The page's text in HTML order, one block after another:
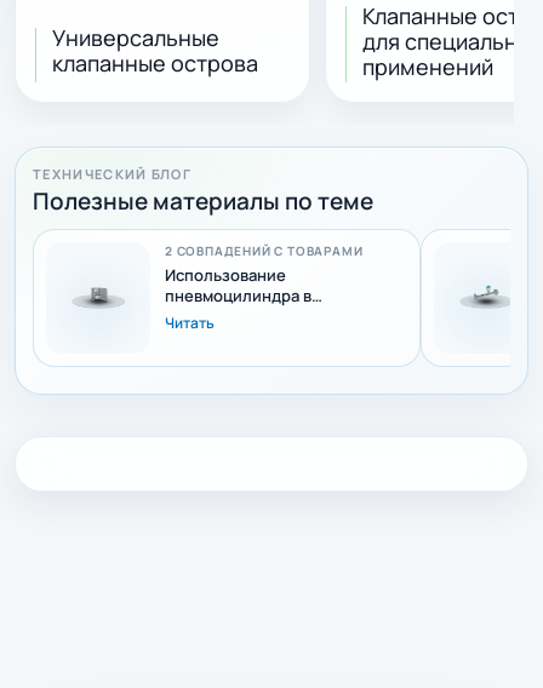
Универсальные
клапанные острова
Клапанные
для специальных
применений
ТЕХНИЧЕСКИЙ БЛОГ
Полезные материалы по теме
2 СОВПАДЕНИЙ С ТОВАРАМИ
Использование
пневмоцилиндра в
электрической
пневматической станции
Читать